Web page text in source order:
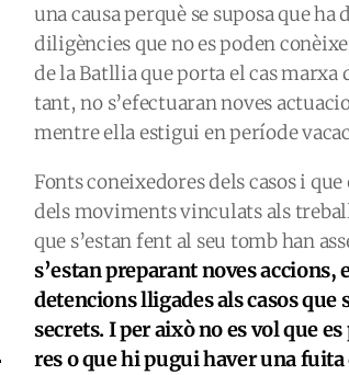
una causa perquè se suposa que ha
diligències que no es poden
de la Batllia que porta el cas marxa
tant, no s’efectuaran noves
mentre ella estigui en període
Fonts coneixedores dels casos i
dels moviments vinculats als
que s’estan fent al seu tomb han
s’estan preparant noves accions,
detencions lligades als casos que
secrets. I per això no es vol que
res o que hi pugui haver una